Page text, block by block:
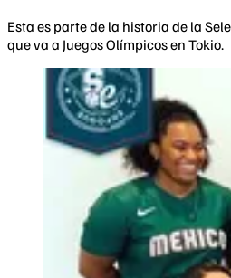
Esta es parte de la historia de la
que va a Juegos Olímpicos en Tokio.